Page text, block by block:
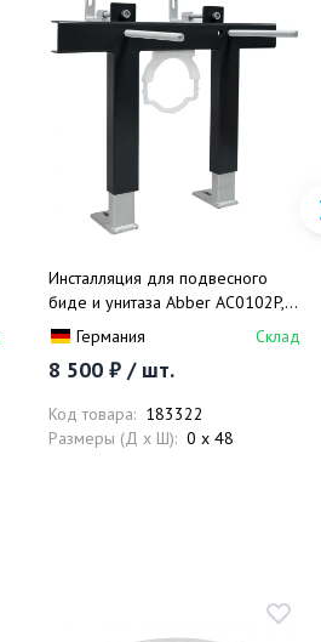
Инсталляция для подвесного
биде и унитаза Abber AC0102P, с
импульсным смывом
Германия Склад
8 500 ₽ / шт.
Код товара: 183322
Размеры (Д x Ш): 0 x 48